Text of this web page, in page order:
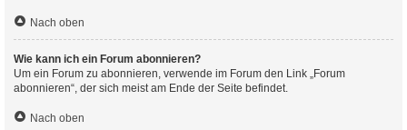
Nach oben
Wie kann ich ein Forum abonnieren?
Um ein Forum zu abonnieren, verwende im Forum den Link „Forum
abonnieren“, der sich meist am Ende der Seite befindet.
Nach oben